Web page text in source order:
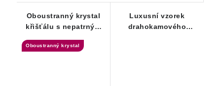
Oboustranný krystal
křišťálu s nepatrným
Oboustranný krystal
Luxusní vzorek
drahokamového